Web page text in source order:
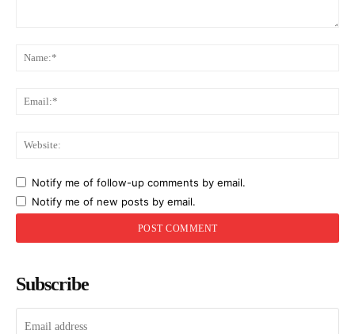
Notify me of follow-up comments by email.
Notify me of new posts by email.
Subscribe